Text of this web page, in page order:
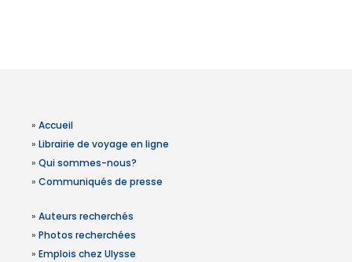
» Accueil
» Librairie de voyage en ligne
» Qui sommes-nous?
» Communiqués de presse
» Auteurs recherchés
» Photos recherchées
» Emplois chez Ulysse